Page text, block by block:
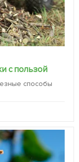
с пользой
способы